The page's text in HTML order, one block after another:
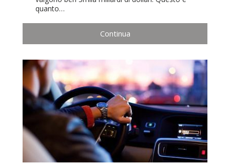
quanto…
Continua